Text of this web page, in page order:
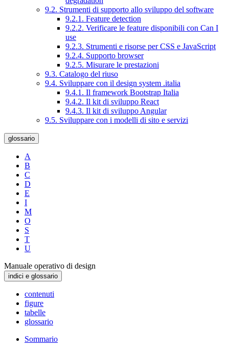
9.2. Strumenti di supporto allo sviluppo del software
9.2.1. Feature detection
9.2.2. Verificare le feature disponibili con Can I
use
9.2.3. Strumenti e risorse per CSS e JavaScript
9.2.4. Supporto browser
9.2.5. Misurare le prestazioni
9.3. Catalogo del riuso
9.4. Sviluppare con il design system .italia
9.4.1. Il framework Bootstrap Italia
9.4.2. Il kit di sviluppo React
9.4.3. Il kit di sviluppo Angular
9.5. Sviluppare con i modelli di sito e servizi
glossario
A
B
C
D
E
I
M
O
S
T
U
Manuale operativo di design
indici e glossario
contenuti
figure
tabelle
glossario
Sommario